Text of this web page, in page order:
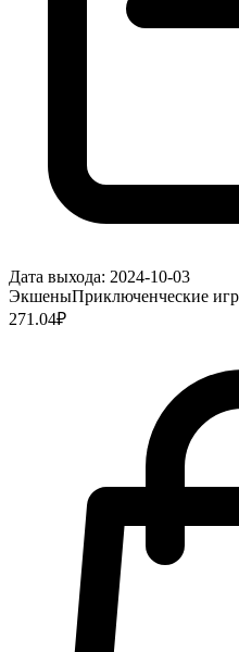
Дата выхода: 2024-10-03
ЭкшеныПриключенческие
271.04₽